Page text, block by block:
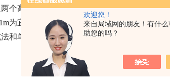
欢迎您！
来自局域网的朋友！有什
助您的吗？
个高约20cm，直径分别为0.25m和0.5m的铁
为宜，由于外环渗透场的约束作用使内环的
和单环法的精度都高。